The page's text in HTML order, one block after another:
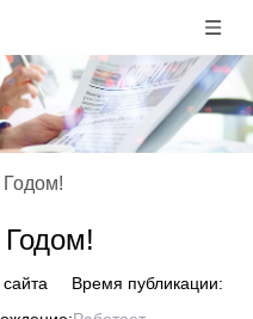
Время публикации: